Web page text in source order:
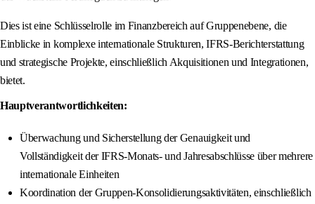
Dies ist eine Schlüsselrolle im Finanzbereich auf Gruppenebene, die
Einblicke in komplexe internationale Strukturen, IFRS-Berichterstattung
und strategische Projekte, einschließlich Akquisitionen und Integrationen,
bietet.
Hauptverantwortlichkeiten:
Überwachung und Sicherstellung der Genauigkeit und
Vollständigkeit der IFRS-Monats- und Jahresabschlüsse über mehrere
internationale Einheiten
Koordination der Gruppen-Konsolidierungsaktivitäten, einschließlich